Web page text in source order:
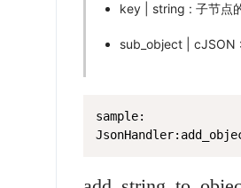
key | string : 子节点
sub_object | cJSON
sample: